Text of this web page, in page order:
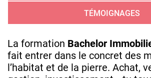
TÉMOIGNAGES
La formation Bachelor
fait entrer dans le concret des
l’habitat et de la pierre. Achat,